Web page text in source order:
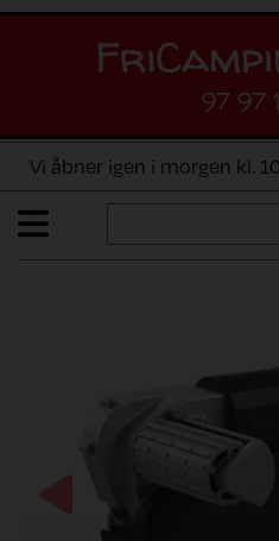
97 97
Vi åbner igen i morgen kl.